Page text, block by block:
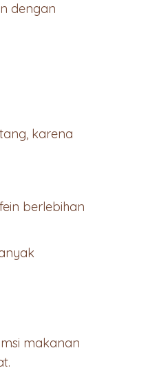
dengan
karena
berlebihan
makanan